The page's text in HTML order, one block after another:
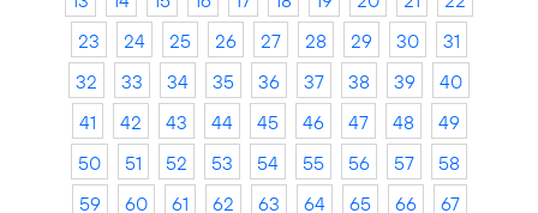
23
24 25 26 27 28 29 30
31
32
33 34 35 36 37 38 39
40
41
42 43 44 45 46 47 48
49
50
51 52 53 54 55 56 57
58
59
60 61 62 63 64 65 66
67